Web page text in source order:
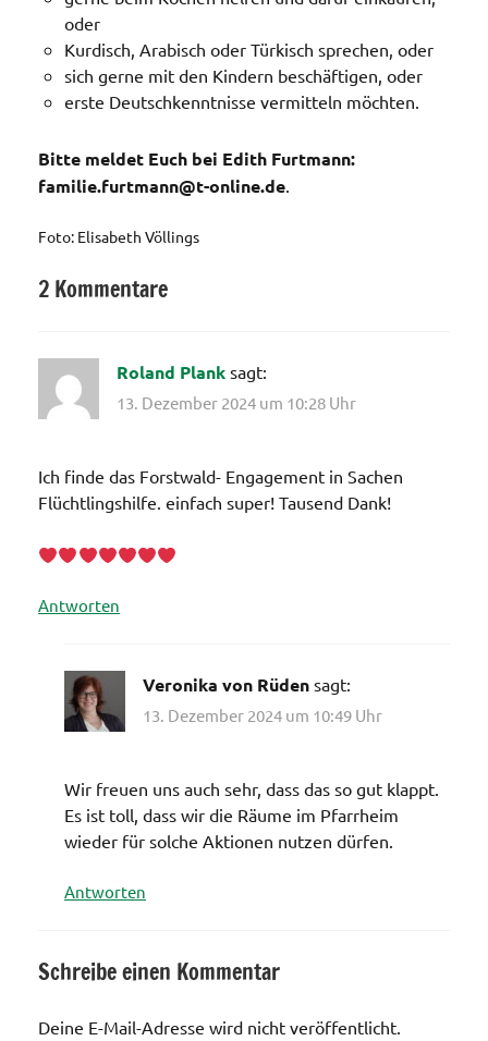
oder
Kurdisch, Arabisch oder Türkisch sprechen, oder
sich gerne mit den Kindern beschäftigen, oder
erste Deutschkenntnisse vermitteln möchten.
Bitte meldet Euch bei Edith Furtmann:
familie.furtmann@t-online.de.
Foto: Elisabeth Völlings
2 Kommentare
Roland Plank sagt:
13. Dezember 2024 um 10:28 Uhr
Ich finde das Forstwald- Engagement in Sachen
Flüchtlingshilfe. einfach super! Tausend Dank!
Antworten
Veronika von Rüden sagt:
13. Dezember 2024 um 10:49 Uhr
Wir freuen uns auch sehr, dass das so gut klappt.
Es ist toll, dass wir die Räume im Pfarrheim
wieder für solche Aktionen nutzen dürfen.
Antworten
Schreibe einen Kommentar
Deine E-Mail-Adresse wird nicht veröffentlicht.